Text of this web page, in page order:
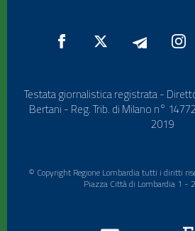
Testata giornalistica registrata -
Bertani - Reg. Trib. di Milano n°
2019
© Copyright Regione Lombardia tutti i diritti
Piazza Città di Lombardia 1 -